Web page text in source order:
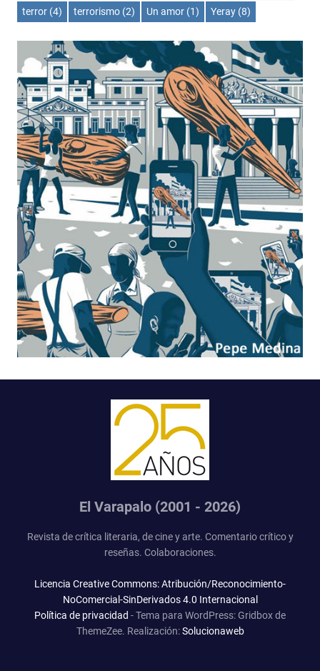
terror (4) terrorismo (2) Un amor (1) Yeray (8)
El Varapalo (2001 - 2026)
Revista de crítica literaria, de cine y arte. Comentario crítico y
reseñas. Colaboraciones.
Licencia Creative Commons: Atribución/Reconocimiento-
NoComercial-SinDerivados 4.0 Internacional
Política de privacidad -Tema para WordPress: Gridbox de
ThemeZee. Realización:Solucionaweb